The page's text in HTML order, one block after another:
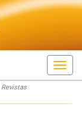
Revistas